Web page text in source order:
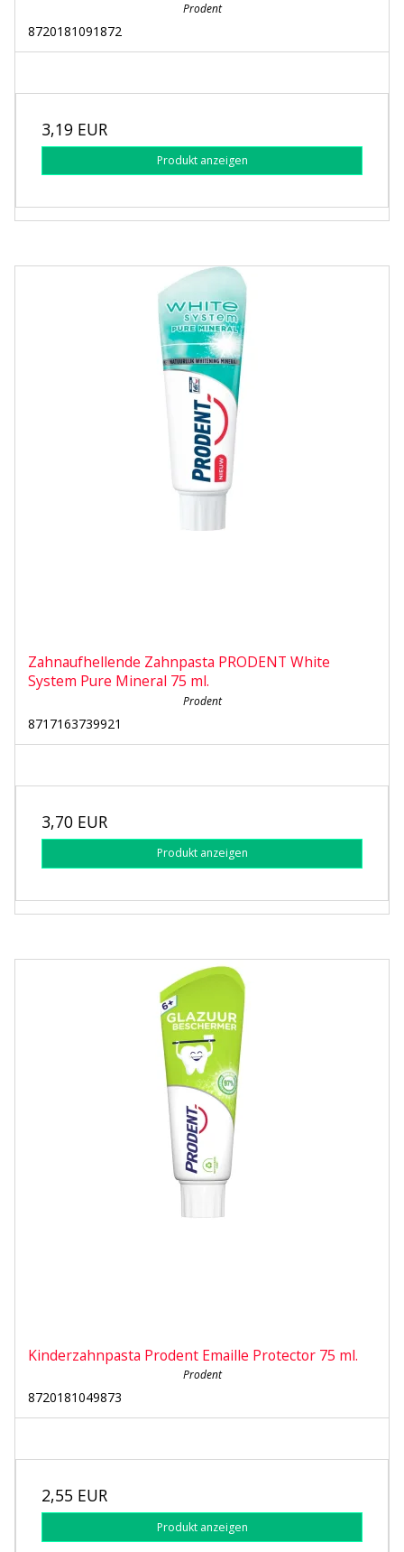
Prodent
8720181091872
3,19 EUR
Produkt anzeigen
Zahnaufhellende Zahnpasta PRODENT White
System Pure Mineral 75 ml.
Prodent
8717163739921
3,70 EUR
Produkt anzeigen
Kinderzahnpasta Prodent Emaille Protector 75 ml.
Prodent
8720181049873
2,55 EUR
Produkt anzeigen